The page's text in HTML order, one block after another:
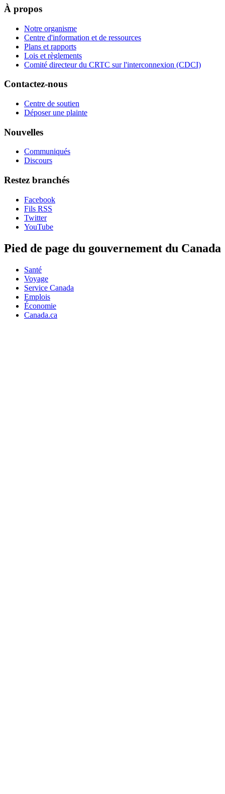
À propos
Notre organisme
Centre d'information et de ressources
Plans et rapports
Lois et règlements
Comité directeur du CRTC sur l'interconnexion (CDCI)
Contactez-nous
Centre de soutien
Déposer une plainte
Nouvelles
Communiqués
Discours
Restez branchés
Facebook
Fils RSS
Twitter
YouTube
Pied de page du gouvernement du Canada
Santé
Voyage
Service Canada
Emplois
Économie
Canada.ca